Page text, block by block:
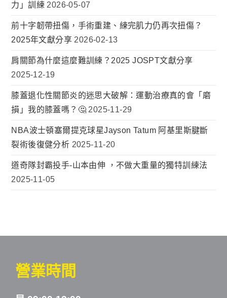
力」訓練 2026-05-07
前十字韌帶扭傷，手術重建、練完肌力仍再次扭傷？
2025年文獻分享 2026-02-13
肩關節為什麼這麼難訓練？2025 JOSPT文獻分享
2025-12-19
膝蓋退化性關節炎的迷思大破解：運動治療真的會「磨
損」我的膝蓋嗎？🤔 2025-11-29
NBA波士頓塞爾提克球星Jayson Tatum 阿基里斯腱斷
裂術後復健分析 2025-11-20
道奇隊封霸投手-山本由伸 ，不做大重量的獨特訓練法
2025-11-05
營業時間